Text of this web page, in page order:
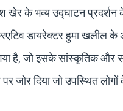
के भव्य उद्घाटन प्रदर्शन के
डायरेक्टर हुमा खलील के
है, जो इसके सांस्कृतिक और
जोर दिया जो उपस्थित